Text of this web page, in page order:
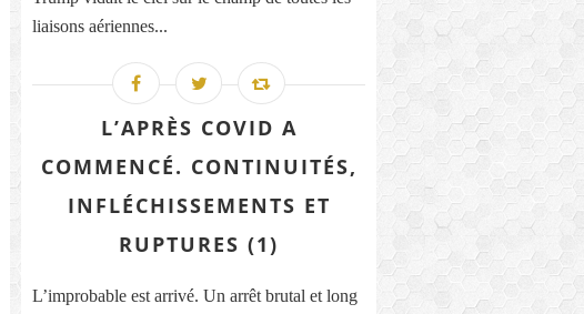
liaisons aériennes...
L’APRÈS COVID A
COMMENCÉ. CONTINUITÉS,
INFLÉCHISSEMENTS ET
RUPTURES (1)
L’improbable est arrivé. Un arrêt brutal et long